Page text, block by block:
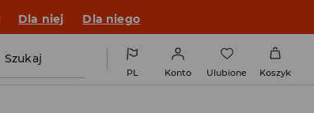
Dla niej Dla niego
Szukaj
PL Konto Ulubione Koszyk